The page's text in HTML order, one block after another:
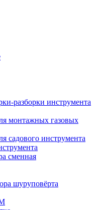
разборки инструмента
монтажных газовых
садового инструмента
сменная
шуруповёрта